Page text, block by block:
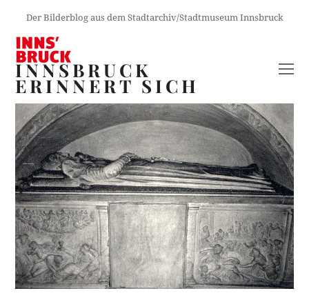
Der Bilderblog aus dem Stadtarchiv/Stadtmuseum Innsbruck
INNSBRUCK
ERINNERT SICH